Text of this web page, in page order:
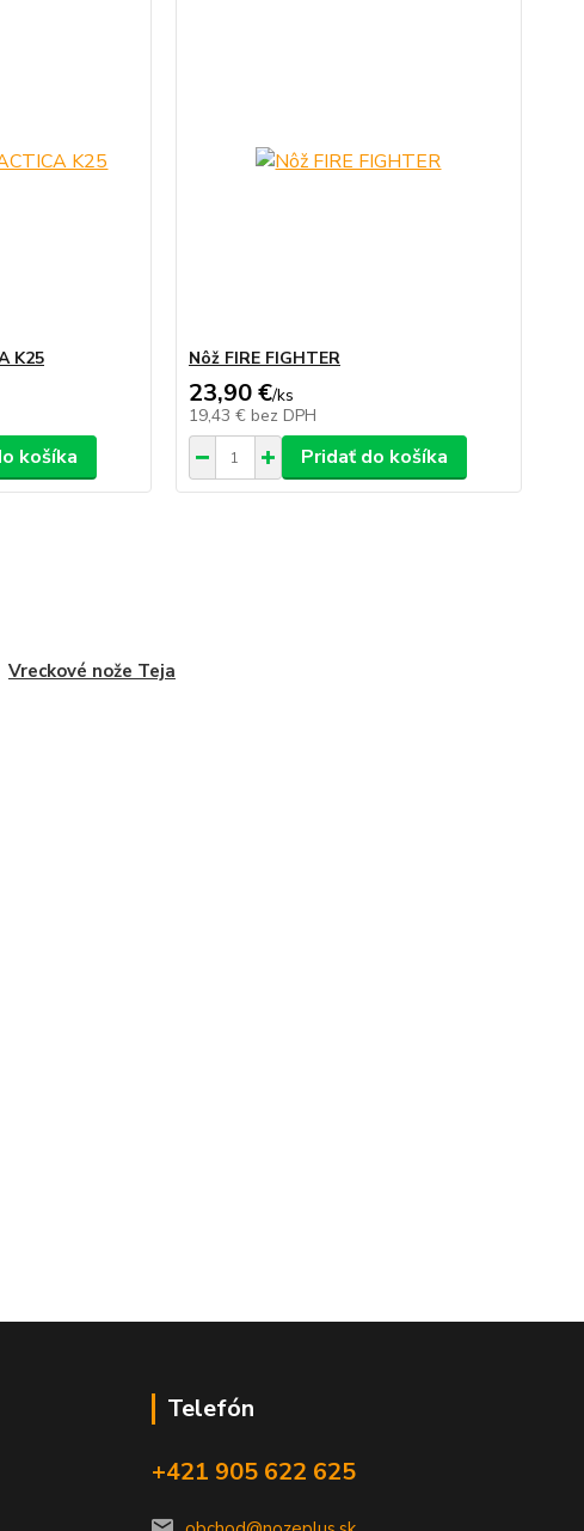
K25
košíka
Nôž FIRE FIGHTER
23,90 €/ks
19,43 € bez DPH
Pridať do košíka
Vreckové nože Teja
Telefón
+421 905 622 625